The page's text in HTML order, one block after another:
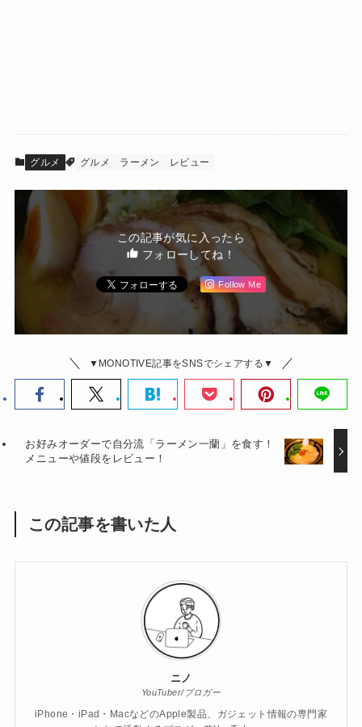
グルメ グルメ ラーメン レビュー
この記事が気に入ったら
フォローしてね！
Follow Me
▼MONOTIVE記事をSNSでシェアする▼
お好みオーダーで自分流「ラーメン一蘭」を食す！
メニューや値段をレビュー！
この記事を書いた人
ニノ
YouTuber/ブロガー
iPhone・iPad・MacなどのApple製品、ガジェット情報の専門家